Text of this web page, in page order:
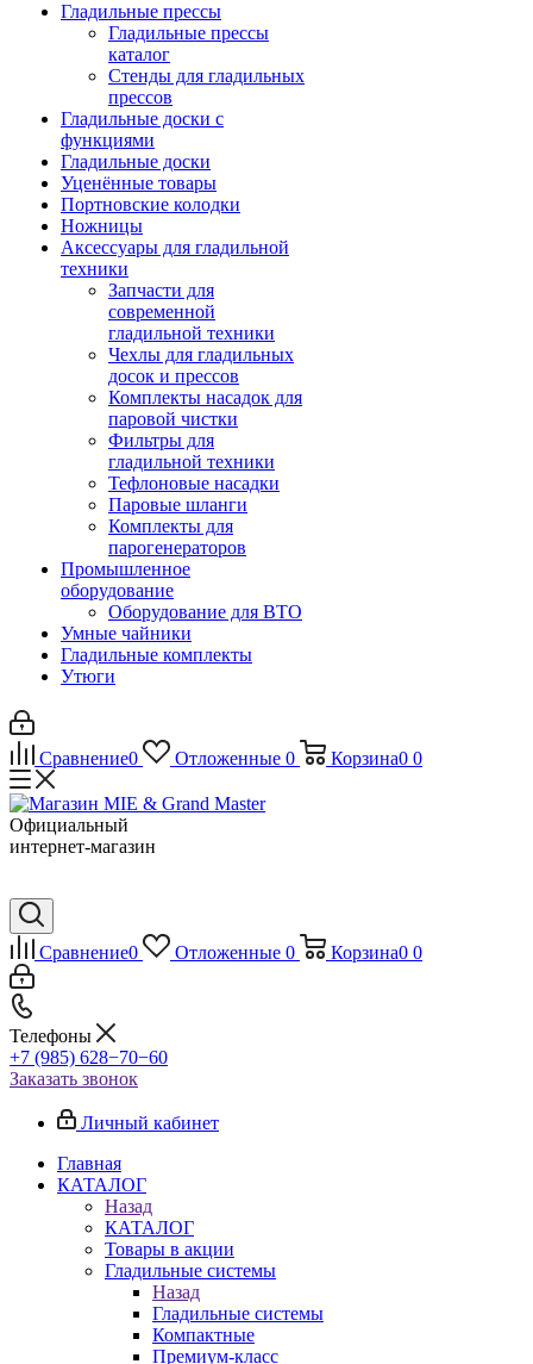
Гладильные прессы
Гладильные прессы
каталог
Стенды для гладильных
прессов
Гладильные доски с
функциями
Гладильные доски
Уценённые товары
Портновские колодки
Ножницы
Аксессуары для гладильной
техники
Запчасти для
современной
гладильной техники
Чехлы для гладильных
досок и прессов
Комплекты насадок для
паровой чистки
Фильтры для
гладильной техники
Тефлоновые насадки
Паровые шланги
Комплекты для
парогенераторов
Промышленное
оборудование
Оборудование для ВТО
Умные чайники
Гладильные комплекты
Утюги
Сравнение0 Отложенные 0 Корзина0 0
Официальный
интернет-магазин
Сравнение0 Отложенные 0 Корзина0 0
Телефоны
+7 (985) 628−70−60
Заказать звонок
Личный кабинет
Главная
КАТАЛОГ
Назад
КАТАЛОГ
Товары в акции
Гладильные системы
Назад
Гладильные системы
Компактные
Премиум-класс